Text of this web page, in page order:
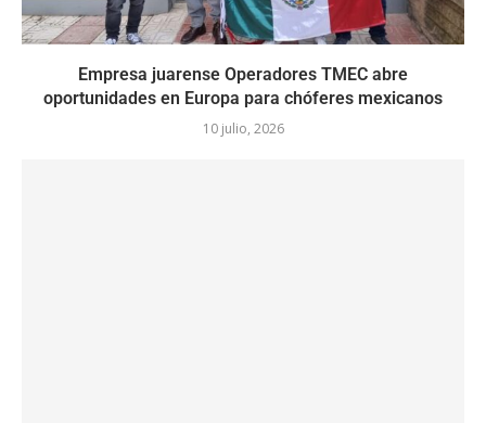
Empresa juarense Operadores TMEC abre
oportunidades en Europa para chóferes mexicanos
10 julio, 2026